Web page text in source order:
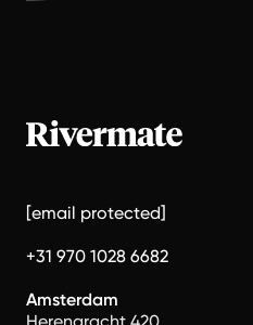
[email protected]
+31 970 1028 6682
Amsterdam
Herengracht 420